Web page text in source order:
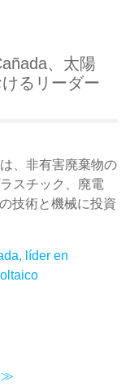
、太陽
るリーダー
、非有害廃棄物の
スチック、廃電
技術と機械に投資
líder en
≫